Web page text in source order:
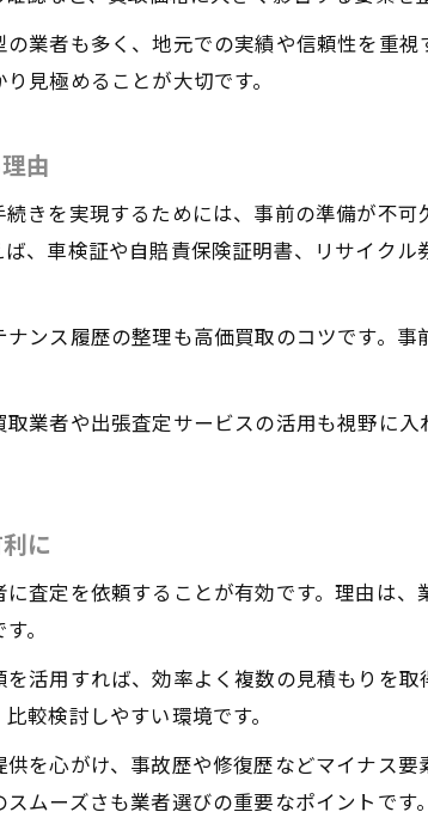
安心売却に必須な中古車買取
買取後の手続きも含めた中古
車検や走行距離など査定額へ
中古車買取で査定希望額を伝
中古車買取査定時のトラブル
中古車買取を効率化する一括
中古車買取後の手続きも効率
中古車買取で納得のいく査定
売却タイミング選びが中古車
中古車買取の相場情報を把握
愛車を高く売るための中古車
業者も多く、地元での実績や信頼性を重
見極めることが大切です。
由
きを実現するためには、事前の準備が不
、車検証や自賠責保険証明書、リサイク
ンス履歴の整理も高価買取のコツです。
業者や出張査定サービスの活用も視野に
に
査定を依頼することが有効です。理由は
。
活用すれば、効率よく複数の見積もりを
較検討しやすい環境です。
を心がけ、事故歴や修復歴などマイナス
ムーズさも業者選びの重要なポイントです。